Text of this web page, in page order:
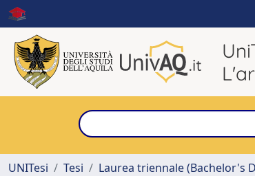
UNITesi
Tesi Laurea triennale (Bachelor's